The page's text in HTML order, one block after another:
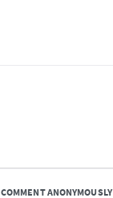
COMMENT ANONYMOUSLY